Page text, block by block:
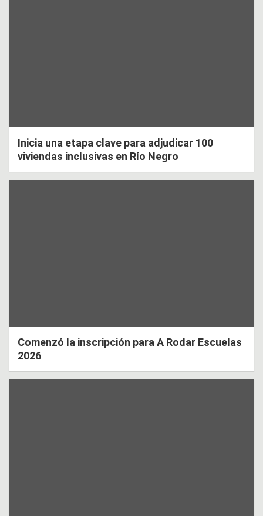
Inicia una etapa clave para adjudicar 100
viviendas inclusivas en Río Negro
Comenzó la inscripción para A Rodar Escuelas
2026